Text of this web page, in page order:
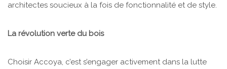
architectes soucieux à la fois de fonctionnalité et de style.
La révolution verte du bois
Choisir Accoya, c’est s’engager activement dans la lutte